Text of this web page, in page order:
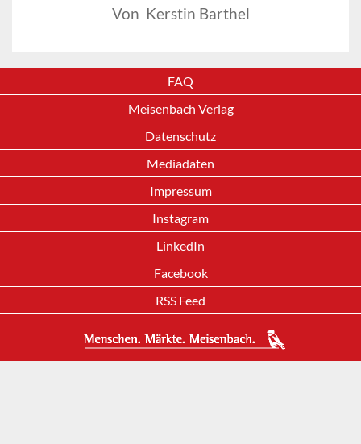
Von Kerstin Barthel
FAQ
Meisenbach Verlag
Datenschutz
Mediadaten
Impressum
Instagram
LinkedIn
Facebook
RSS Feed